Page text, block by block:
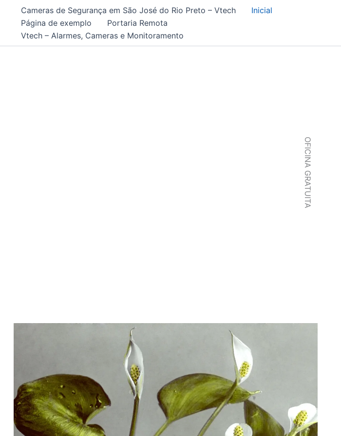
Cameras de Segurança em São José do Rio Preto – Vtech
Inicial
Página de exemplo
Portaria Remota
Vtech – Alarmes, Cameras e Monitoramento
OFICINA GRATUITA